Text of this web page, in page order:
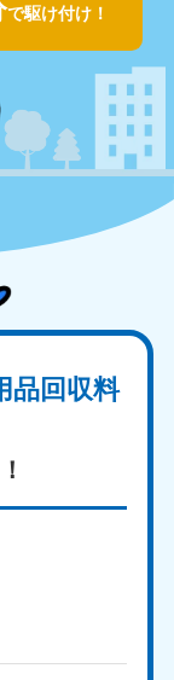
で駆け付け！
品回収料
！